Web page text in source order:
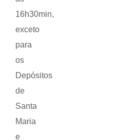
16h30min,
exceto
para
os
Depósitos
de
Santa
Maria
e